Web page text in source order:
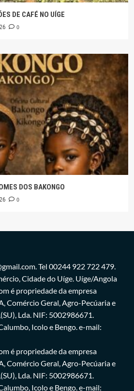
DE CAFÉ NO UÍGE
0
DOS BAKONGO
0
Tel 00244 922 722 479.
Cidade do Uíge. Uíge/Angola
é propriedade da empresa
Comércio Geral, Agro-Pecúaria e
Lda. NIF: 5002986671.
Icolo e Bengo. e-mail:
é propriedade da empresa
Comércio Geral, Agro-Pecúaria e
Lda. NIF: 5002986671.
Icolo e Bengo. e-mail: